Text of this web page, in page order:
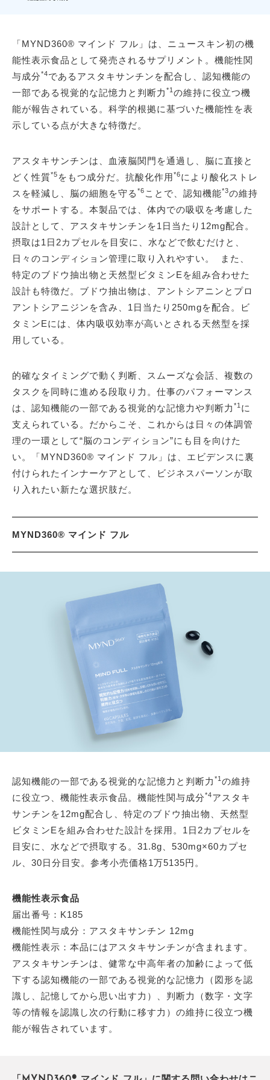
「MYND360® マインド フル」は、ニュースキン初の機
能性表示食品として発売されるサプリメント。機能性関
与成分*4であるアスタキサンチンを配合し、認知機能の
一部である視覚的な記憶力と判断力 *1 の維持に役立つ機
能が報告されている。科学的根拠に基づいた機能性を表
示している点が大きな特徴だ。
アスタキサンチンは、血液脳関門を通過し、脳に直接と
どく性質*5 をもつ成分だ。抗酸化作用*6により酸化ストレ
スを軽減し、脳の細胞を守る *6 ことで、認知機能*3の維持
をサポートする。本製品では、体内での吸収を考慮した
設計として、アスタキサンチンを1日当たり12mg配合。
摂取は1日2カプセルを目安に、水などで飲むだけと、
日々のコンディション管理に取り入れやすい。 また、
特定のブドウ抽出物と天然型ビタミンEを組み合わせた
設計も特徴だ。ブドウ抽出物は、アントシアニンとプロ
アントシアニジンを含み、1日当たり250mgを配合。ビ
タミンEには、体内吸収効率が高いとされる天然型を採
用している。
的確なタイミングで動く判断、スムーズな会話、複数の
タスクを同時に進める段取り力。仕事のパフォーマンス
は、認知機能の一部である視覚的な記憶力や判断力 *1 に
支えられている。だからこそ、これからは日々の体調管
理の一環として“脳のコンディション”にも目を向けた
い。「MYND360® マインド フル」は、エビデンスに裏
付けられたインナーケアとして、ビジネスパーソンが取
り入れたい新たな選択肢だ。
MYND360® マインド フル
認知機能の一部である視覚的な記憶力と判断力 *1 の維持
に役立つ、機能性表示食品。機能性関与成分*4アスタキ
サンチンを12mg配合し、特定のブドウ抽出物、天然型
ビタミンEを組み合わせた設計を採用。1日2カプセルを
目安に、水などで摂取する。31.8g、530mg×60カプセ
ル、30日分目安。参考小売価格1万5135円。
機能性表示食品
届出番号：K185
機能性関与成分：アスタキサンチン 12mg
機能性表示：本品にはアスタキサンチンが含まれます。
アスタキサンチンは、健常な中高年者の加齢によって低
下する認知機能の一部である視覚的な記憶力（図形を認
識し、記憶してから思い出す力）、判断力（数字・文字
等の情報を認識し次の行動に移す力）の維持に役立つ機
能が報告されています。